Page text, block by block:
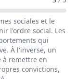
sociales et le
l'ordre social. Les
qui
À l'inverse, un
remettre en
convictions,